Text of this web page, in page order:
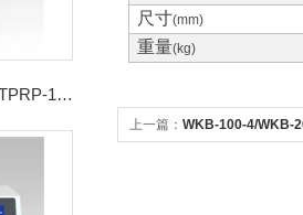
高速冷冻研磨均质仪JXFSTPRP-192CL
尺寸(mm)
重量(kg)
上一篇： WKB-100-4/WKB-